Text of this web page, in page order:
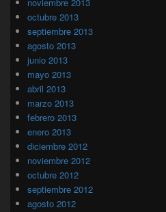
octubre 2013
septiembre 2013
agosto 2013
junio 2013
mayo 2013
abril 2013
marzo 2013
febrero 2013
enero 2013
diciembre 2012
noviembre 2012
octubre 2012
septiembre 2012
agosto 2012